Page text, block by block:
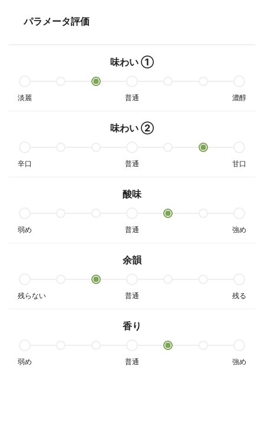
パラメータ評価
味わい ①
淡麗 普通 濃醇
味わい ②
辛口 普通 甘口
酸味
弱め 普通 強め
余韻
残らない 普通 残る
香り
弱め 普通 強め